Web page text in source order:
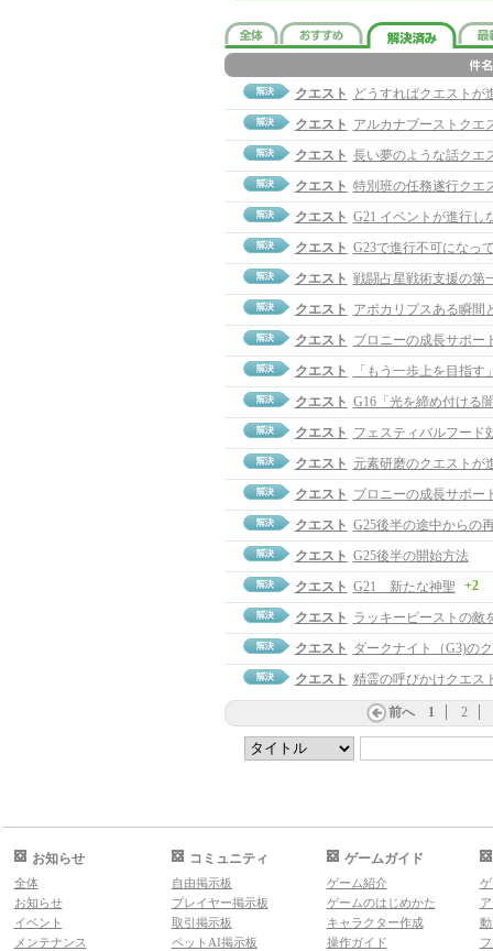
クエスト
どうすればクエストが
クエスト アルカナブーストクエ
クエスト 長い夢のような話クエ
クエスト 特別班の任務遂行クエ
クエスト G21 イベントが進行し
クエスト G23で進行不可になっ
クエスト 戦闘占星戦術支援の第
クエスト アポカリプスある瞬間
クエスト ブロニーの成長サポー
クエスト
「もう一歩上を目指す
クエスト G16「光を締め付ける
クエスト フェスティバルフード
クエスト 元素研磨のクエストが
クエスト ブロニーの成長サポ
クエスト G25後半の途中からの
クエスト G25後半の開始方法
クエスト G21 新たな神聖 +2
クエスト ラッキービーストの敵
クエスト ダークナイト（G3)の
クエスト 精霊の呼びかけクエス
前へ 1 2
お知らせ
全体
お知らせ
イベント
メンテナンス
コミュニティ
自由掲示板
プレイヤー掲示板
取引掲示板
ペットAI掲示板
ゲームガイド
ゲーム紹介
ゲームのはじめかた
キャラクター作成
操作ガイド